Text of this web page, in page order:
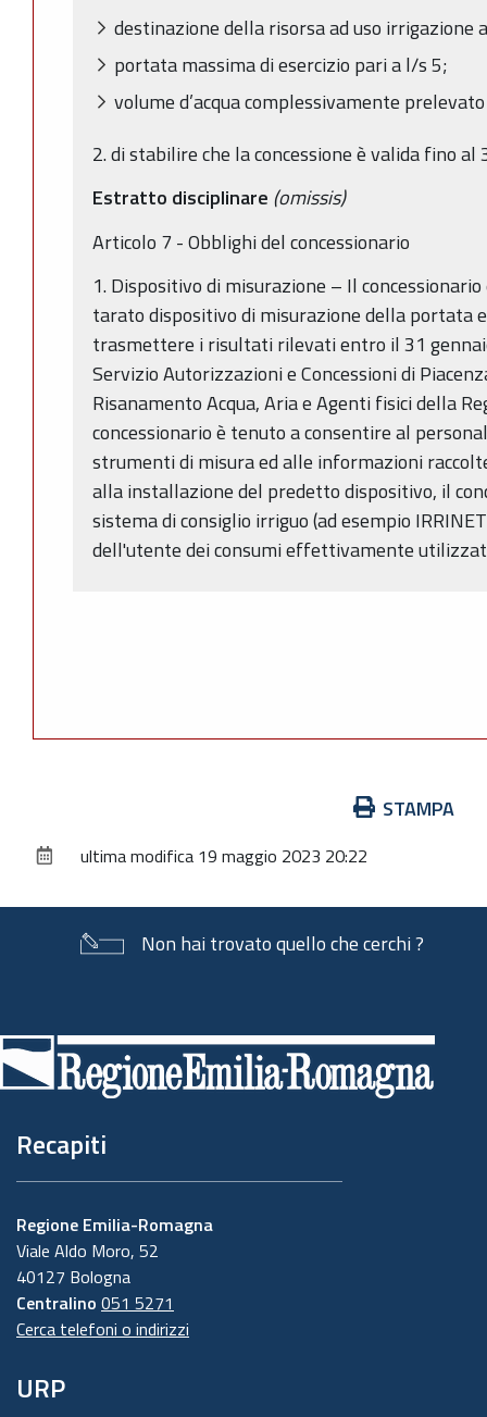
destinazione della risorsa ad uso irrigazione
portata massima di esercizio pari a l/s 5;
volume d’acqua complessivamente
2. di stabilire che la concessione è valida fino
Estratto disciplinare (omissis)
Articolo 7 - Obblighi del concessionario
1. Dispositivo di misurazione – Il
tarato dispositivo di misurazione della portata
trasmettere i risultati rilevati entro il 31
Servizio Autorizzazioni e Concessioni di
Risanamento Acqua, Aria e Agenti fisici della
concessionario è tenuto a consentire al
strumenti di misura ed alle informazioni
alla installazione del predetto dispositivo, il
sistema di consiglio irriguo (ad esempio
dell'utente dei consumi effettivamente
documento
STAMPA
ultima modifica 19 maggio 2023 20:22
Non hai trovato quello che cerchi ?
di
pagina
Recapiti
Regione Emilia-Romagna
Viale Aldo Moro, 52
40127 Bologna
Centralino 051 5271
Cerca telefoni o indirizzi
URP